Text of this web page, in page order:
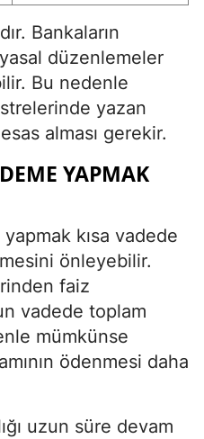
Bankaların
düzenlemeler
Bu nedenle
yazan
alması gerekir.
YAPMAK
kısa vadede
önleyebilir.
faiz
vadede toplam
mümkünse
ödenmesi daha
uzun süre devam